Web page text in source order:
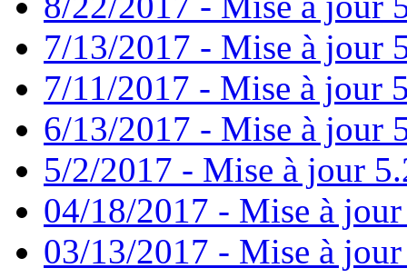
7/13/2017 - Mise à jour
7/11/2017 - Mise à jour
6/13/2017 - Mise à jour
5/2/2017 - Mise à jour
04/18/2017 - Mise à
03/13/2017 - Mise à